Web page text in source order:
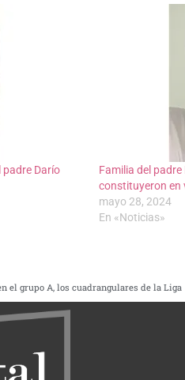
padre Darío
Familia del padre
constituyeron en
mayo 28, 2024
En «Noticias»
el grupo A, los cuadrangulares de la Liga